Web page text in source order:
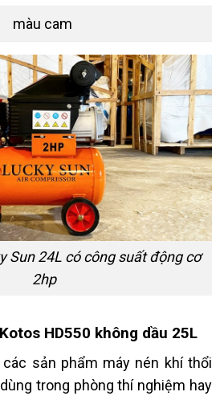
màu cam
Sun 24L có công suất động cơ
2hp
HD550 không dầu 25L
sản phẩm máy nén khí thổi
trong phòng thí nghiệm hay